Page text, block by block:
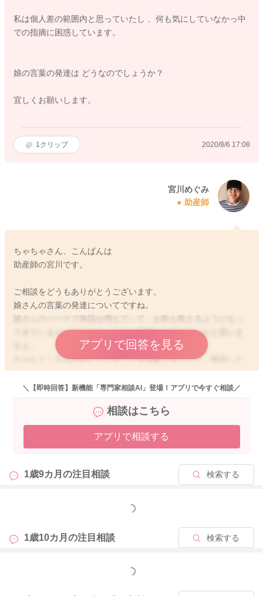
私は個人差の範囲内と思っていたし 、何も気にしていなかっ中
での指摘に困惑しています。
娘の言葉の発達は どうなのでしょうか？
宜しくお願いします。
1 クリップ 2020/8/6 17:08
宮川めぐみ
助産師
ちゃちゃさん、こんばんは
助産師の宮川です。
ご相談をどうもありがとうございます。
娘さんの言葉の発達についてですね。
娘さんのペースで単語は増えていて、お歌も歌えるようになっ
てきているということで、とても順調なのではないかと思いま
ちゃんとこちらの話していることを理解できていて、指示した
ことができたりとやりとりができていることもあるようなの
で、引き続き様子を見ていてもらってもいいと思いますよ。
なんでも「ワンワン」になってしまうことは多いように思いま
す。
ワンワンと鳴くからワンワンなんだよと見た目だけではなく、
が増えてくると違ってくるのではないかと思いました。
アプリで回答を見る
＼【即時回答】新機能「専門家相談AI」登場！アプリで今すぐ相談／
相談はこちら
アプリで相談する
1歳9カ月の注目相談 検索する
もっと見る
1歳10カ月の注目相談 検索する
もっと見る